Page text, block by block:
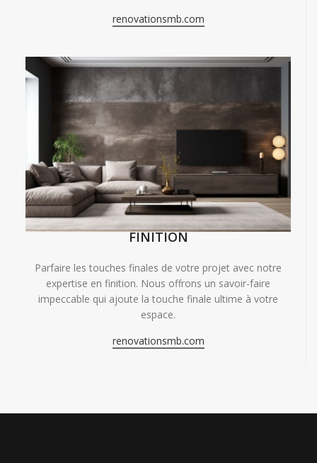
renovationsmb.com
FINITION
Parfaire les touches finales de votre projet avec notre
expertise en finition. Nous offrons un savoir-faire
impeccable qui ajoute la touche finale ultime à votre
espace.
renovationsmb.com